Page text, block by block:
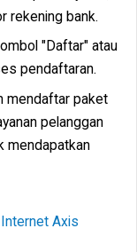
rekening bank.
"Daftar" atau
pendaftaran.
mendaftar paket
pelanggan
mendapatkan
Axis